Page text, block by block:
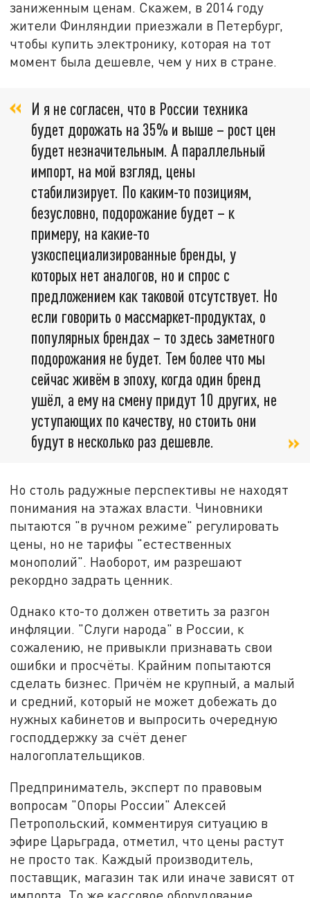
заниженным ценам. Скажем, в 2014 году
жители Финляндии приезжали в Петербург,
чтобы купить электронику, которая на тот
момент была дешевле, чем у них в стране.
И я не согласен, что в России техника
будет дорожать на 35% и выше – рост цен
будет незначительным. А параллельный
импорт, на мой взгляд, цены
стабилизирует. По каким-то позициям,
безусловно, подорожание будет – к
примеру, на какие-то
узкоспециализированные бренды, у
которых нет аналогов, но и спрос с
предложением как таковой отсутствует. Но
если говорить о массмаркет-продуктах, о
популярных брендах – то здесь заметного
подорожания не будет. Тем более что мы
сейчас живём в эпоху, когда один бренд
ушёл, а ему на смену придут 10 других, не
уступающих по качеству, но стоить они
будут в несколько раз дешевле.
Но столь радужные перспективы не находят
понимания на этажах власти. Чиновники
пытаются "в ручном режиме" регулировать
цены, но не тарифы "естественных
монополий". Наоборот, им разрешают
рекордно задрать ценник.
Однако кто-то должен ответить за разгон
инфляции. "Слуги народа" в России, к
сожалению, не привыкли признавать свои
ошибки и просчёты. Крайним попытаются
сделать бизнес. Причём не крупный, а малый
и средний, который не может добежать до
нужных кабинетов и выпросить очередную
господдержку за счёт денег
налогоплательщиков.
Предприниматель, эксперт по правовым
вопросам "Опоры России" Алексей
Петропольский, комментируя ситуацию в
эфире Царьграда, отметил, что цены растут
не просто так. Каждый производитель,
поставщик, магазин так или иначе зависят от